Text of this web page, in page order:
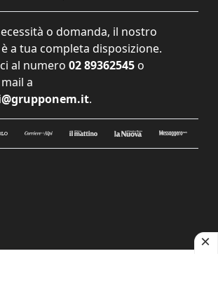
o domanda, il nostro
a tua completa disposizione.
al numero 02 89362545 o
a
.